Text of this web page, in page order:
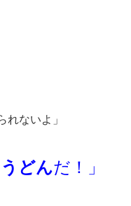
れないよ」
うどんだ！」